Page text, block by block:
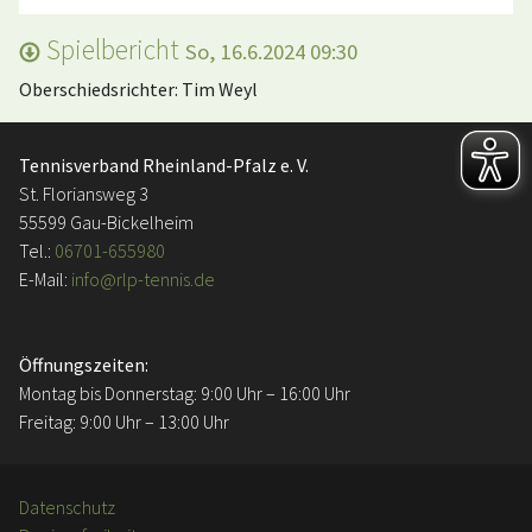
Spielbericht So, 16.6.2024 09:30
Oberschiedsrichter: Tim Weyl
Tennisverband Rheinland-Pfalz e. V.
St. Floriansweg 3
55599 Gau-Bickelheim
Tel.: 06701-655980
E-Mail: info@rlp-tennis.de
Öffnungszeiten:
Montag bis Donnerstag: 9:00 Uhr – 16:00 Uhr
Freitag: 9:00 Uhr – 13:00 Uhr
Datenschutz